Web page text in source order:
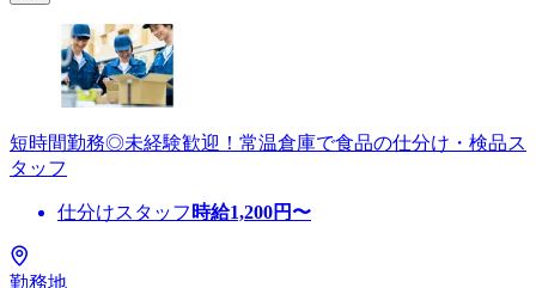
短時間勤務◎未経験歓迎！常温倉庫で食品の仕分け・検品ス
タッフ
仕分けスタッフ 時給1,200円〜
勤務地